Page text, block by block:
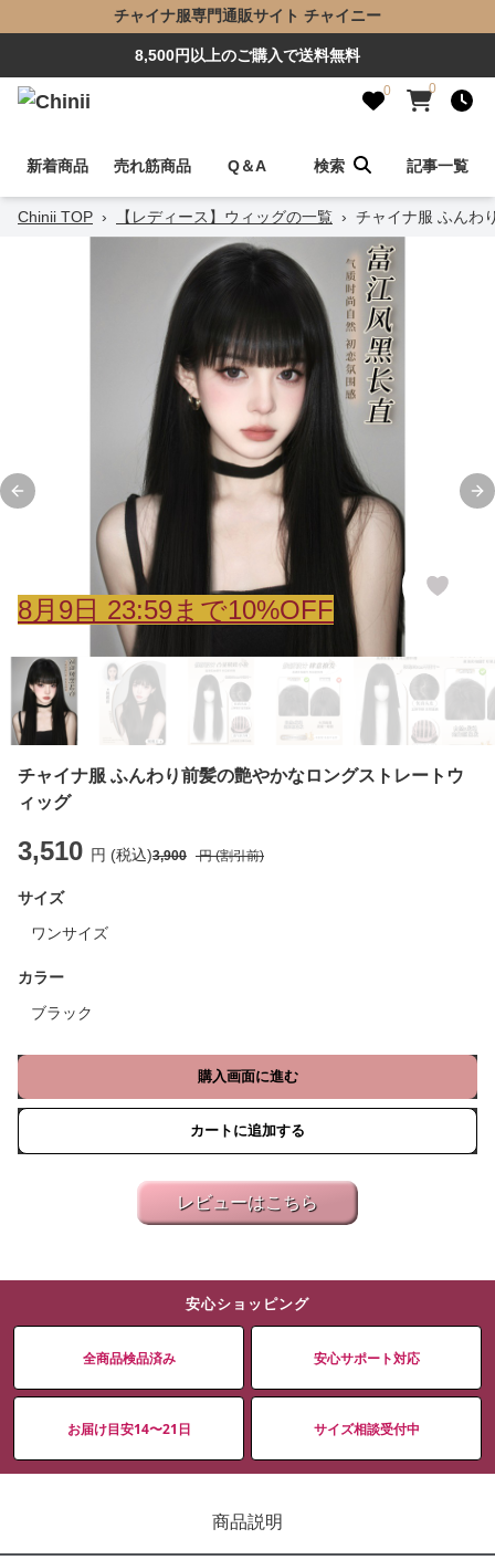
チャイナ服専門通販サイト チャイニー
8,500円以上のご購入で送料無料
0 0
新着商品 売れ筋商品 Q＆A 検索 記事一覧
Chinii TOP › 【レディース】ウィッグの一覧 › チャイナ服 ふんわ
Previous slide
8月 9日 23:59まで10%OFF
チャイナ服 ふんわり前髪の艶やかなロングストレートウ
ィッグ
3,510 円 (税込)3,900 円 (割引前)
サイズ
ワンサイズ
カラー
ブラック
購入画面に進む
カートに追加する
レビューはこちら
安心ショッピング
全商品検品済み 安心サポート対応
お届け目安14〜21日 サイズ相談受付中
商品説明